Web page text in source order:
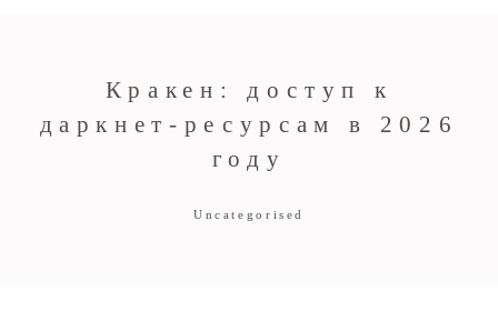
Кракен: доступ к
даркнет-ресурсам в 2026
году
Uncategorised